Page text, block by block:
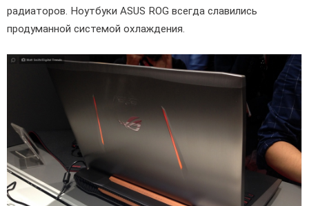
радиаторов. Ноутбуки ASUS ROG всегда славились
продуманной системой охлаждения.